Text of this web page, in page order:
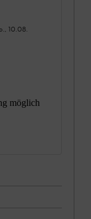
10.08.
möglich